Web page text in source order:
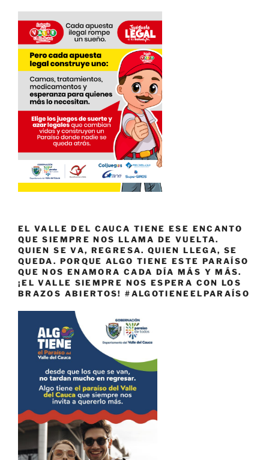
EL VALLE DEL CAUCA TIENE ESE ENCANTO
QUE SIEMPRE NOS LLAMA DE VUELTA.
QUIEN SE VA, REGRESA. QUIEN LLEGA, SE
QUEDA. PORQUE ALGO TIENE ESTE PARAÍSO
QUE NOS ENAMORA CADA DÍA MÁS Y MÁS.
¡EL VALLE SIEMPRE NOS ESPERA CON LOS
BRAZOS ABIERTOS! #ALGOTIENEELPARAÍSO